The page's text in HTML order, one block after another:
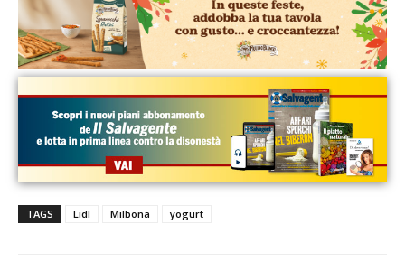
TAGS Lidl Milbona yogurt